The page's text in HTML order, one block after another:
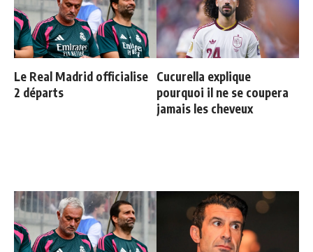
Le Real Madrid officialise
2 départs
Cucurella explique
pourquoi il ne se coupera
jamais les cheveux